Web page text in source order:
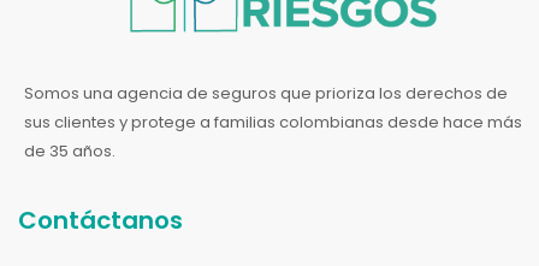
Somos una agencia de seguros que prioriza los derechos de
sus clientes y protege a familias colombianas desde hace más
de 35 años.
Contáctanos